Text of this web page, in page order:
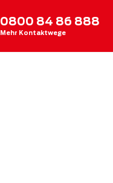
0800 84 86 888
Mehr Kontaktwege